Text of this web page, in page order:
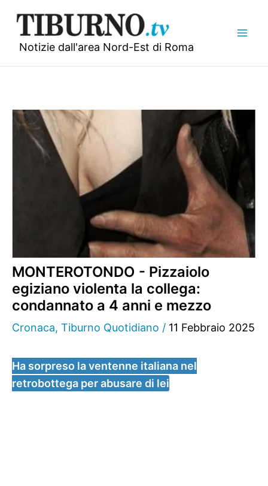
contenuto
Notizie dall'area Nord-Est di Roma
MONTEROTONDO - Pizzaiolo
egiziano violenta la collega:
condannato a 4 anni e mezzo
Cronaca, Tiburno Quotidiano / 11 Febbraio 2025
Ha sorpreso la ventenne italiana nel
retrobottega per abusare di lei